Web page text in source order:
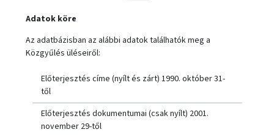
Adatok köre
Az adatbázisban az alábbi adatok találhatók meg a
Közgyűlés üléseiről:
Előterjesztés címe (nyílt és zárt) 1990. október 31-
től
Előterjesztés dokumentumai (csak nyílt) 2001.
november 29-től